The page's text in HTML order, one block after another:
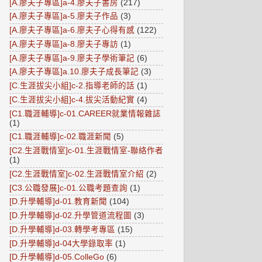
[A.廖夫子專區]a-4.廖夫子書房 (217)
[A.廖夫子專區]a-5.廖夫子作品 (3)
[A.廖夫子專區]a-6.廖夫子心得有感 (122)
[A.廖夫子專區]a-8.廖夫子專訪 (1)
[A.廖夫子專區]a-9.廖夫子學術筆記 (6)
[A.廖夫子專區]a.10.廖夫子成長筆記 (3)
[C.生涯拔尖小組]c-2.指導老師的話 (1)
[C.生涯拔尖小組]c-4.拔尖活動紀實 (4)
[C1.職涯輔導]c-01.CAREER就業情報雜誌
(1)
[C1.職涯輔導]c-02.職涯新聞 (5)
[C2.生涯戰情室]c-01.生涯戰情室-聯絡作者
(1)
[C2.生涯戰情室]c-02.生涯戰情室介紹 (2)
[C3.公職發展]c-01.公職考題查詢 (1)
[D.升學輔導]d-01.教育新聞 (104)
[D.升學輔導]d-02.升學管道流程圖 (3)
[D.升學輔導]d-03.轉學考專區 (15)
[D.升學輔導]d-04大學錄取率 (1)
[D.升學輔導]d-05.ColleGo (6)